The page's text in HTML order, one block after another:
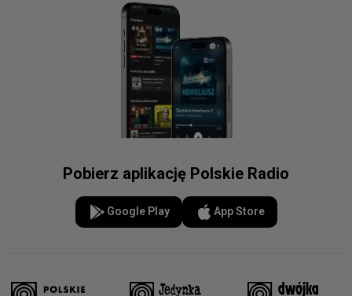
Pobierz aplikację Polskie Radio
Google Play App Store